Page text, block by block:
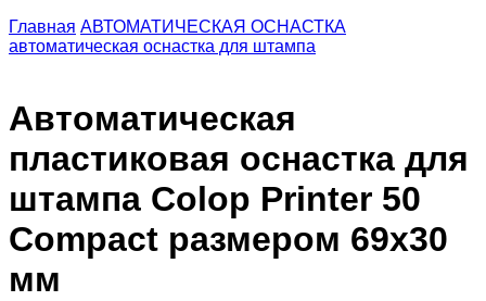
Главная АВТОМАТИЧЕСКАЯ ОСНАСТКА
автоматическая оснастка для штампа
Автоматическая
пластиковая оснастка для
штампа Colop Printer 50
Compact размером 69х30
мм